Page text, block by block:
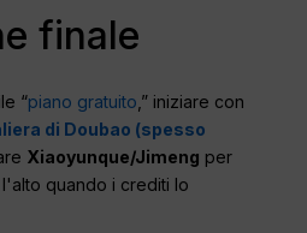
finale
“piano gratuito ,” iniziare con
di Doubao (spesso
Xiaoyunque/Jimeng per
quando i crediti lo